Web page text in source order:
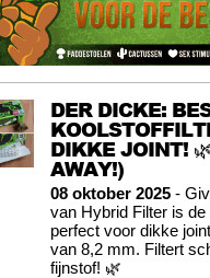
DER DICKE:
DIKKE JOINT!
AWAY!)
08 oktober 2025 -
van Hybrid Filter is de
perfect voor dikke
van 8,2 mm. Filtert
fijnstof! 🌿